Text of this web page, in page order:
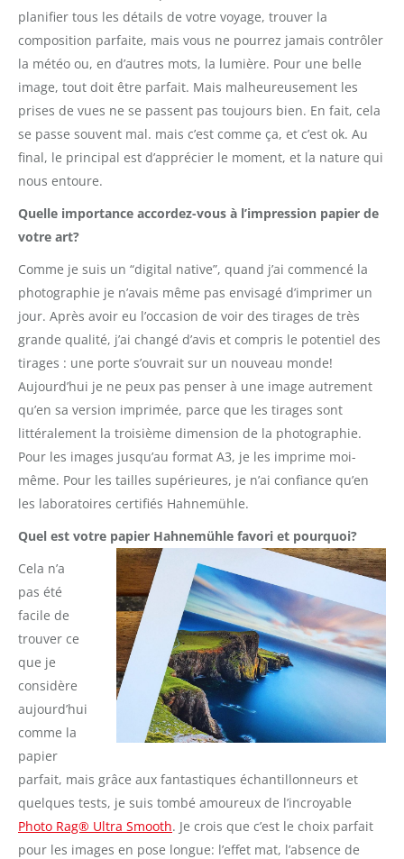
planifier tous les détails de votre voyage, trouver la
composition parfaite, mais vous ne pourrez jamais contrôler
la météo ou, en d’autres mots, la lumière. Pour une belle
image, tout doit être parfait. Mais malheureusement les
prises de vues ne se passent pas toujours bien. En fait, cela
se passe souvent mal. mais c’est comme ça, et c’est ok. Au
final, le principal est d’apprécier le moment, et la nature qui
nous entoure.
Quelle importance accordez-vous à l’impression papier de
votre art?
Comme je suis un “digital native”, quand j’ai commencé la
photographie je n’avais même pas envisagé d’imprimer un
jour. Après avoir eu l’occasion de voir des tirages de très
grande qualité, j’ai changé d’avis et compris le potentiel des
tirages : une porte s’ouvrait sur un nouveau monde!
Aujourd’hui je ne peux pas penser à une image autrement
qu’en sa version imprimée, parce que les tirages sont
littéralement la troisième dimension de la photographie.
Pour les images jusqu’au format A3, je les imprime moi-
même. Pour les tailles supérieures, je n’ai confiance qu’en
les laboratoires certifiés Hahnemühle.
Quel est votre papier Hahnemühle favori et pourquoi?
Cela n’a
pas été
facile de
trouver ce
que je
considère
aujourd’hui
comme la
papier
parfait, mais grâce aux fantastiques échantillonneurs et
quelques tests, je suis tombé amoureux de l’incroyable
Photo Rag® Ultra Smooth. Je crois que c’est le choix parfait
pour les images en pose longue: l’effet mat, l’absence de